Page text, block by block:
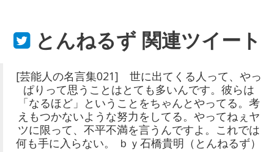
とんねるず関連ツイート
[芸能人の名言集021] 世に出てくる人って、やっ
ぱりって思うことはとても多いんです。彼らは
「なるほど」ということをちゃんとやってる。考
えもつかないような努力をしてる。やってねぇヤ
ツに限って、不平不満を言うんですよ。これでは
何も手に入らない。 ｂｙ石橋貴明（とんねるず）